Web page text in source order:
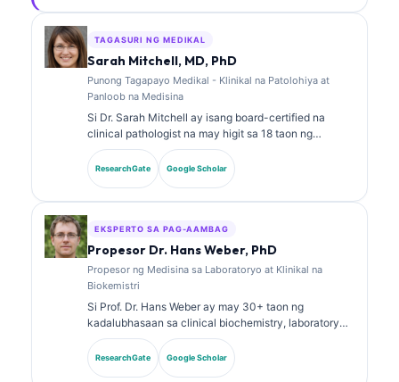
malawakan nang naglathala sa interpretasyon ng
biomarker at mga diagnostic sa laboratoryo hinggil sa
TAGASURI NG MEDIKAL
Sarah Mitchell, MD, PhD
Punong Tagapayo Medikal - Klinikal na Patolohiya at
Panloob na Medisina
Si Dr. Sarah Mitchell ay isang board-certified na
clinical pathologist na may higit sa 18 taon ng
karanasan sa laboratory medicine at diagnostic
analysis. May hawak siyang mga specialty
certification sa clinical chemistry at malawakan nang
ResearchGate Google Scholar
EKSPERTO SA PAG-AAMBAG
Propesor Dr. Hans Weber, PhD
Propesor ng Medisina sa Laboratoryo at Klinikal na
Biokemistri
Si Prof. Dr. Hans Weber ay may 30+ taon ng
kadalubhasaan sa clinical biochemistry, laboratory
medicine, at biomarker research. Dati siyang Pangulo
ng German Society for Clinical Chemistry, at
dalubhasa siya sa diagnostic panel analysis,
ResearchGate Google Scholar